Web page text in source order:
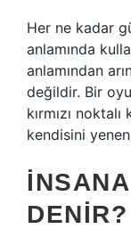
Her ne kadar
anlamında
anlamından
değildir. Bir
kırmızı
kendisini
DENIR?